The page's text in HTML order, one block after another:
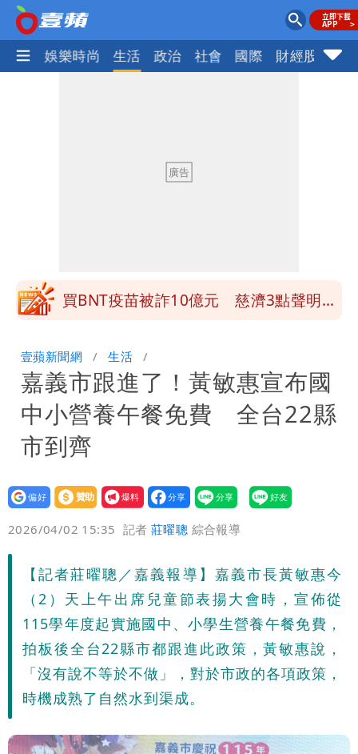
熱門 娛樂時尚 生活 政治 社會 國際 財經股市
當年缺疫苗缺快篩缺口罩 王鴻薇：陳時
很多謹慎判斷當時未被理解
買BNT疫苗被詐10億元 慈濟3點聲明：
團有機會詐騙慈濟的就是民進黨
營建署前處長收廠商百萬賄款 終判3年
8月將入監
當年缺疫苗缺快篩缺口罩 王鴻薇：陳時
中哪來勇氣要別人道歉
壹蘋新聞網 生活
嘉義市跟進了！黃敏惠宣布國
中小營養午餐免費 全台22縣
市到齊
設為
贊助
我要
爆料
2026/04/02 15:35 記者莊曜聰 綜合報導
【記者莊曜聰／嘉義報導】嘉義市長黃敏惠今
（2）天上午出席兒童節表揚大會時，宣佈從
115學年度起實施國中、小學生營養午餐免費，
拍板後全台22縣市都跟進此政策，黃敏惠說，
「沒有說不等於不做」，對於市政的各項政策，
時機成熟了自然水到渠成。